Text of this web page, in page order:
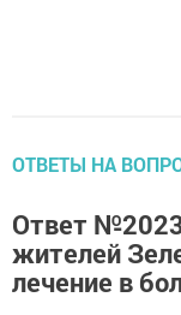
ОТВЕТЫ НА
Ответ №2023
жителей
лечение в